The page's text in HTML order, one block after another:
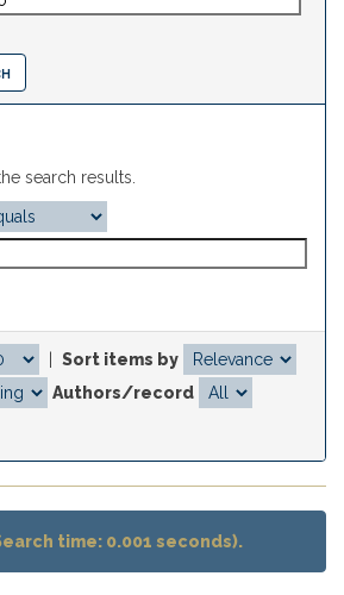
search results.
Sort items by
Authors/record
time: 0.001 seconds).